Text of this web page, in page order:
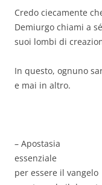
Credo ciecamente
Demiurgo chiami a
suoi lombi di
In questo, ognuno
e mai in altro.
– Apostasia
essenziale
per essere il vangelo